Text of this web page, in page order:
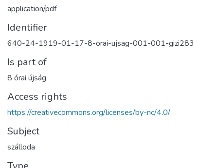
application/pdf
Identifier
640-24-1919-01-17-8-orai-ujsag-001-001-gizi283
Is part of
8 órai újság
Access rights
https://creativecommons.org/licenses/by-nc/4.0/
Subject
szálloda